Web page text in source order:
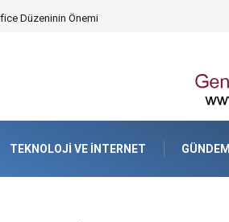
Düzeninin Önemi
TEKNOLOJI VE İNTERNET GÜNDEM